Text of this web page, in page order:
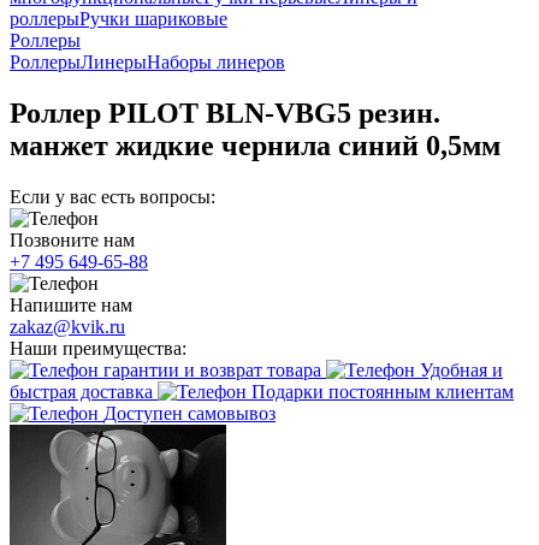
роллерыРучки шариковые
Роллеры
РоллерыЛинерыНаборы линеров
Роллер PILOT BLN-VBG5 резин.
манжет жидкие чернила синий 0,5мм
Если у вас есть вопросы:
Позвоните нам
+7 495 649-65-88
Напишите нам
zakaz@kvik.ru
Наши преимущества:
гарантии и возврат товара
Удобная и
быстрая доставка
Подарки постоянным клиентам
Доступен самовывоз